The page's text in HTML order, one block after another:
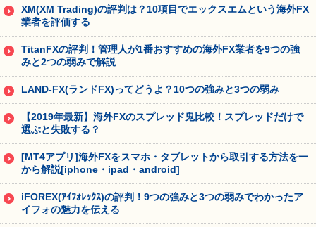
XM(XM Trading)の評判は？10項目でエックスエムという海外FX
業者を評価する
TitanFXの評判！管理人が1番おすすめの海外FX業者を9つの強
みと2つの弱みで解説
LAND-FX(ランドFX)ってどうよ？10つの強みと3つの弱み
【2019年最新】海外FXのスプレッド鬼比較！スプレッドだけで
選ぶと失敗する？
[MT4アプリ]海外FXをスマホ・タブレットから取引する方法を一
から解説[iphone・ipad・android]
iFOREX(ｱｲﾌｫﾚｯｸｽ)の評判！9つの強みと3つの弱みでわかったア
イフォの魅力を伝える